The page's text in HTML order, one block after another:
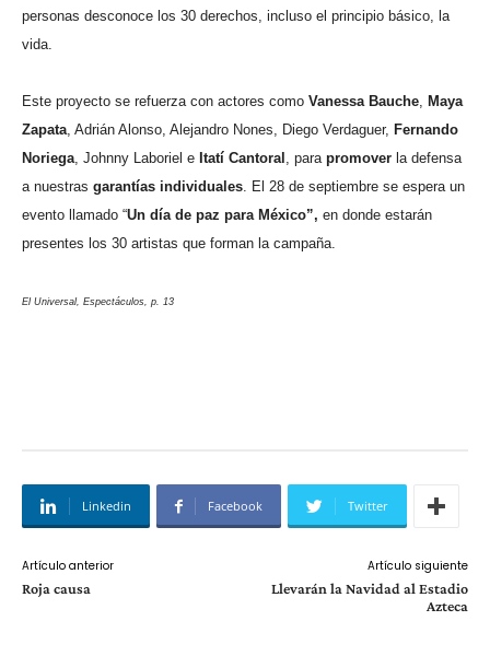
personas desconoce los 30 derechos, incluso el principio básico, la
vida.
Este proyecto se refuerza con actores como Vanessa Bauche, Maya
Zapata, Adrián Alonso, Alejandro Nones, Diego Verdaguer, Fernando
Noriega, Johnny Laboriel e Itatí Cantoral , para promover la defensa
a nuestras garantías individuales. El 28 de septiembre se espera un
evento llamado “Un día de paz para México”, en donde estarán
presentes los 30 artistas que forman la campaña.
El Universal, Espectáculos, p. 13
Linkedin Facebook Twitter
Artículo anterior
Roja causa
Artículo siguiente
Llevarán la Navidad al Estadio
Azteca